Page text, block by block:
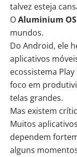
talvez esteja
OAluminium OS
mundos.
Do Android, ele
aplicativos
ecossistema
foco em
telas grandes.
Mas existem
Muitos
dependem
alguns